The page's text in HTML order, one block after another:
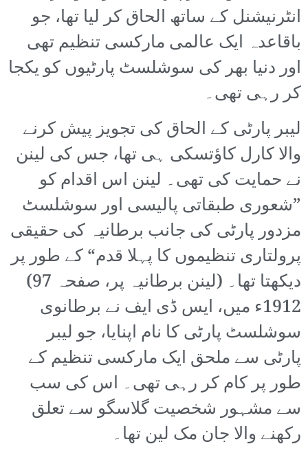
انٹرنیشنل کے ساتھ الحاق کر لیا تھا، جو
باقاعدہ ایک عالمی مارکسی تنظیم تھی
اور دنیا بھر کی سوشلسٹ پارٹیوں کو یکجا
کر رہی تھی۔
لیبر پارٹی کے الحاق کی تجویز پیش کرنے
والا کارل کاؤتسکی ہی تھا، جس کی لینن
نے حمایت کی تھی۔ لینن اس اقدام کو
”شعوری طبقاتی پالیسی اور سوشلسٹ
مزدور پارٹی کی جانب برطانیہ کی حقیقی
پرولتاری تنظیموں کا پہلا قدم“ کے طور پر
دیکھتا تھا۔ (لینن برطانیہ پر، صفحہ 97)
1912ء میں، ایس ڈی ایف نے برطانوی
سوشلسٹ پارٹی کا نام اپنایا، جو لیبر
پارٹی سے ملحق ایک مارکسی تنظیم کے
طور پر کام کر رہی تھی۔ اس کی سب
سے مشہور شخصیت گلاسگو سے تعلق
رکھنے والا جان مک لین تھا۔